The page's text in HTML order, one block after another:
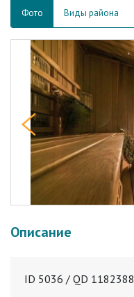
Фото Виды района
Описание
ID 5036 / QD 1182388